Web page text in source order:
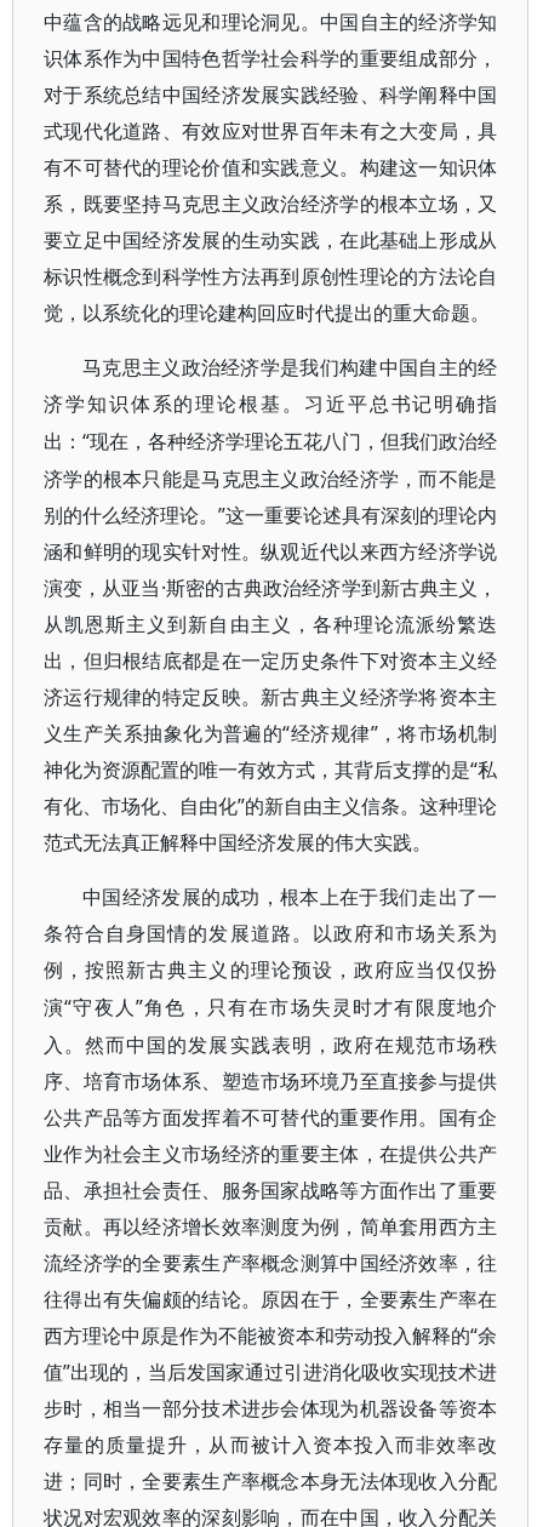
中蕴含的战略远见和理论洞见。中国自主的经济学知
识体系作为中国特色哲学社会科学的重要组成部分，
对于系统总结中国经济发展实践经验、科学阐释中国
式现代化道路、有效应对世界百年未有之大变局，具
有不可替代的理论价值和实践意义。构建这一知识体
系，既要坚持马克思主义政治经济学的根本立场，又
要立足中国经济发展的生动实践，在此基础上形成从
标识性概念到科学性方法再到原创性理论的方法论自
觉，以系统化的理论建构回应时代提出的重大命题。
马克思主义政治经济学是我们构建中国自主的经
济学知识体系的理论根基。习近平总书记明确指
出：“现在，各种经济学理论五花八门，但我们政治经
济学的根本只能是马克思主义政治经济学，而不能是
别的什么经济理论。”这一重要论述具有深刻的理论内
涵和鲜明的现实针对性。纵观近代以来西方经济学说
演变，从亚当·斯密的古典政治经济学到新古典主义，
从凯恩斯主义到新自由主义，各种理论流派纷繁迭
出，但归根结底都是在一定历史条件下对资本主义经
济运行规律的特定反映。新古典主义经济学将资本主
义生产关系抽象化为普遍的“经济规律”，将市场机制
神化为资源配置的唯一有效方式，其背后支撑的是“私
有化、市场化、自由化”的新自由主义信条。这种理论
范式无法真正解释中国经济发展的伟大实践。
中国经济发展的成功，根本上在于我们走出了一
条符合自身国情的发展道路。以政府和市场关系为
例，按照新古典主义的理论预设，政府应当仅仅扮
演“守夜人”角色，只有在市场失灵时才有限度地介
入。然而中国的发展实践表明，政府在规范市场秩
序、培育市场体系、塑造市场环境乃至直接参与提供
公共产品等方面发挥着不可替代的重要作用。国有企
业作为社会主义市场经济的重要主体，在提供公共产
品、承担社会责任、服务国家战略等方面作出了重要
贡献。再以经济增长效率测度为例，简单套用西方主
流经济学的全要素生产率概念测算中国经济效率，往
往得出有失偏颇的结论。原因在于，全要素生产率在
西方理论中原是作为不能被资本和劳动投入解释的“余
值”出现的，当后发国家通过引进消化吸收实现技术进
步时，相当一部分技术进步会体现为机器设备等资本
存量的质量提升，从而被计入资本投入而非效率改
进；同时，全要素生产率概念本身无法体现收入分配
状况对宏观效率的深刻影响，而在中国，收入分配关